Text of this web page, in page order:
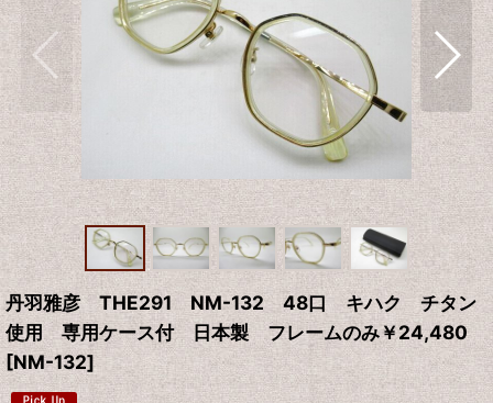
丹羽雅彦 THE291 NM-132 48口 キハク チタン
使用 専用ケース付 日本製 フレームのみ￥24,480
[NM-132]